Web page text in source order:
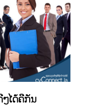
ໆໄດ້ຄືກັນ